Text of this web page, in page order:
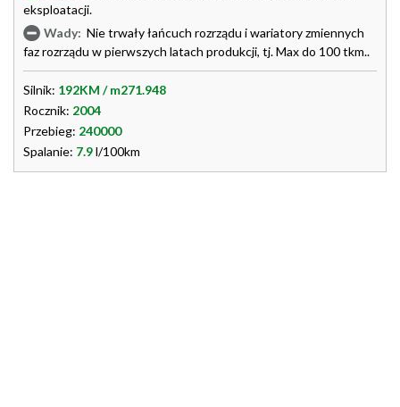
eksploatacji.
Wady: Nie trwały łańcuch rozrządu i wariatory zmiennych
faz rozrządu w pierwszych latach produkcji, tj. Max do 100 tkm..
Silnik: 192KM / m271.948
Rocznik: 2004
Przebieg: 240000
Spalanie: 7.9l/100km